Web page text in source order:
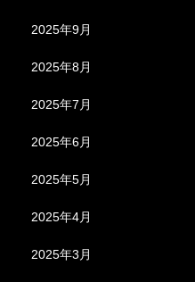
2025年9月
2025年8月
2025年7月
2025年6月
2025年5月
2025年4月
2025年3月